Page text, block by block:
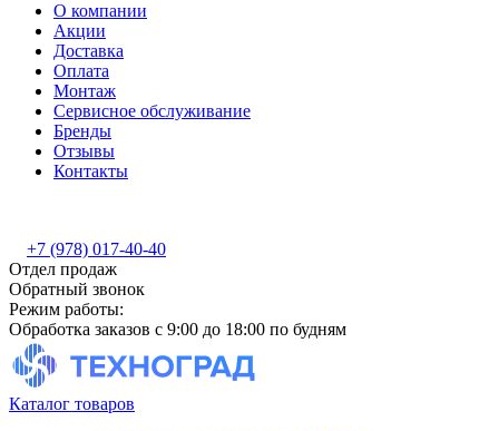
О компании
Акции
Доставка
Оплата
Монтаж
Сервисное обслуживание
Бренды
Отзывы
Контакты
+7 (978) 017-40-40
Отдел продаж
Обратный звонок
Режим работы:
Обработка заказов с 9:00 до 18:00 по будням
Каталог товаров